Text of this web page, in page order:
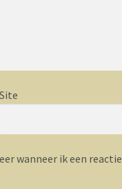
Site
wanneer ik een reactie